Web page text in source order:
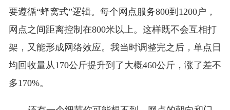
要遵循“蜂窝式”逻辑。每个网点服务800到1200户，
网点之间距离控制在800米以上。这样既不会互相打
架，又能形成网络效应。我当时调整完之后，单点日
均回收量从170公斤提升到了大概460公斤，涨了差不
多170%。